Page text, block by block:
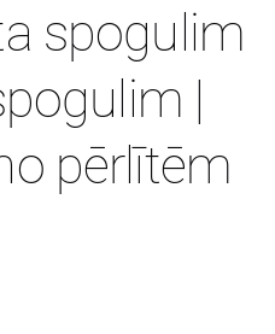
spogulim
|
pērlītēm